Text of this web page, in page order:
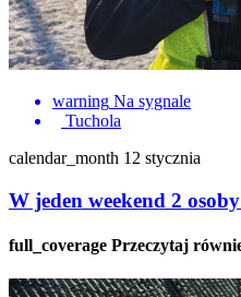
warning Na sygnale
Tuchola
calendar_month 12 stycznia
W jeden weekend 2
full_coverage Przeczytaj